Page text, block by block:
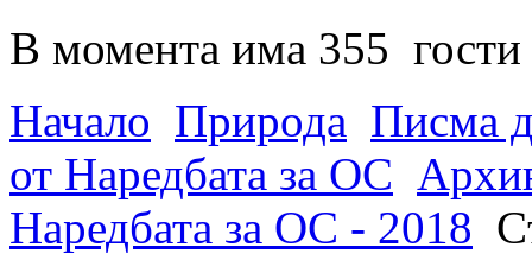
В момента има 355 гости
Начало Природа Писма
от Наредбата за ОС
Наредбата за ОС - 2018